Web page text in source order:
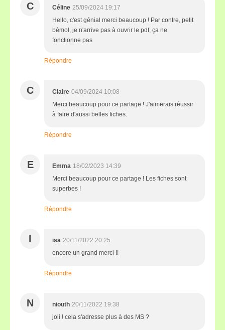
C Céline 25/09/2024 19:17
Hello, c'est génial merci beaucoup ! Par contre, petit
bémol, je n'arrive pas à ouvrir le pdf, ça ne
fonctionne pas
Répondre
C Claire 04/09/2024 10:08
Merci beaucoup pour ce partage ! J'aimerais réussir
à faire d'aussi belles fiches.
Répondre
E Emma 18/02/2023 14:39
Merci beaucoup pour ce partage ! Les fiches sont
superbes !
Répondre
I isa 20/11/2022 20:25
encore un grand merci !!
Répondre
N niouth 20/11/2022 19:38
joli ! cela s'adresse plus à des MS ?